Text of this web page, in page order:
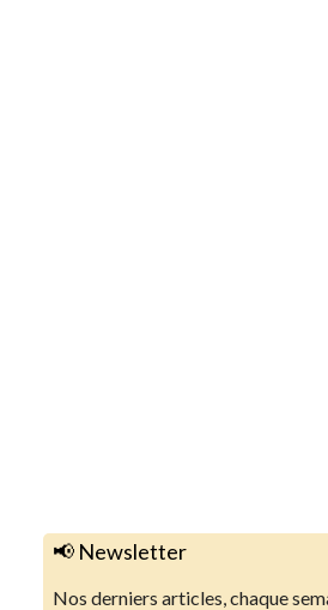
📢 Newsletter
Nos derniers articles, chaque